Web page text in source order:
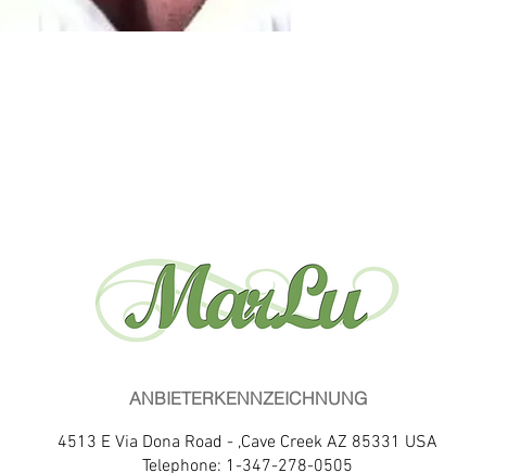
ANBIETERKENNZEICHNUNG
4513 E Via Dona Road - ,Cave Creek AZ 85331 USA
Telephone: 1-347-278-0505